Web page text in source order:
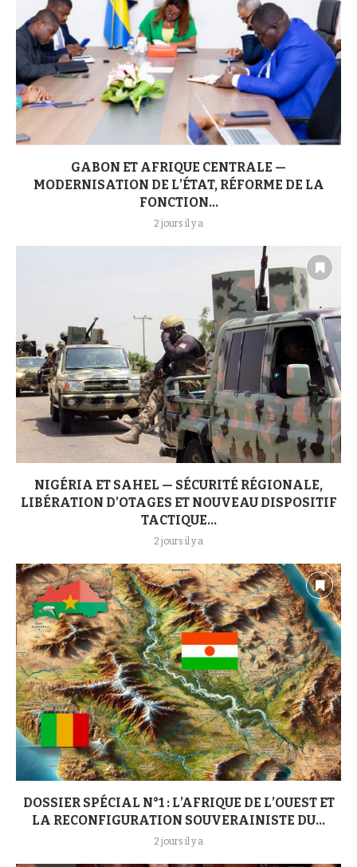
GABON ET AFRIQUE CENTRALE —
MODERNISATION DE L’ÉTAT, RÉFORME DE LA
FONCTION...
2 jours il y a
NIGÉRIA ET SAHEL — SÉCURITÉ RÉGIONALE,
LIBÉRATION D’OTAGES ET NOUVEAU DISPOSITIF
TACTIQUE...
2 jours il y a
DOSSIER SPÉCIAL N°1 : L’AFRIQUE DE L’OUEST ET
LA RECONFIGURATION SOUVERAINISTE DU...
2 jours il y a